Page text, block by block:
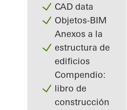
CAD data
Objetos-BIM
Anexos a la
estructura de
edificios
Compendio:
libro de
construcción